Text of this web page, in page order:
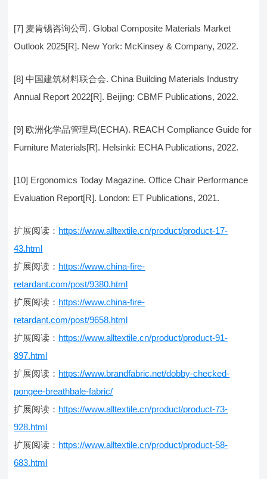
[7] 麦肯锡咨询公司. Global Composite Materials Market
Outlook 2025[R]. New York: McKinsey & Company, 2022.
[8] 中国建筑材料联合会. China Building Materials Industry
Annual Report 2022[R]. Beijing: CBMF Publications, 2022.
[9] 欧洲化学品管理局(ECHA). REACH Compliance Guide for
Furniture Materials[R]. Helsinki: ECHA Publications, 2022.
[10] Ergonomics Today Magazine. Office Chair Performance
Evaluation Report[R]. London: ET Publications, 2021.
扩展阅读： https://www.alltextile.cn/product/product-17-
43.html
扩展阅读： https://www.china-fire-
retardant.com/post/9380.html
扩展阅读： https://www.china-fire-
retardant.com/post/9658.html
扩展阅读： https://www.alltextile.cn/product/product-91-
897.html
扩展阅读： https://www.brandfabric.net/dobby-checked-
pongee-breathbale-fabric/
扩展阅读： https://www.alltextile.cn/product/product-73-
928.html
扩展阅读： https://www.alltextile.cn/product/product-58-
683.html